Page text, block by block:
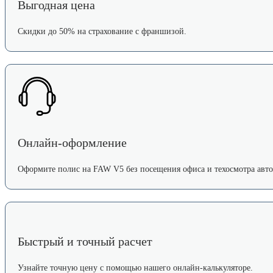
Выгодная цена
Скидки до 50% на страхование с франшизой.
Онлайн-оформление
Оформите полис на FAW V5 без посещения офиса и техосмотра
Быстрый и точный расчет
Узнайте точную цену с помощью нашего онлайн-калькуляторе.